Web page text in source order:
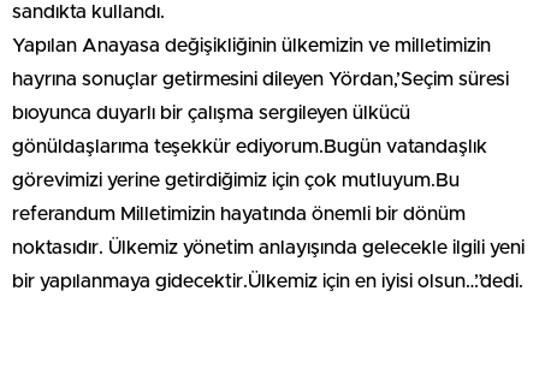
sandıkta kullandı.
Yapılan Anayasa değişikliğinin ülkemizin ve milletimizin
hayrına sonuçlar getirmesini dileyen Yördan,’Seçim süresi
bıoyunca duyarlı bir çalışma sergileyen ülkücü
gönüldaşlarıma teşekkür ediyorum.Bugün vatandaşlık
görevimizi yerine getirdiğimiz için çok mutluyum.Bu
referandum Milletimizin hayatında önemli bir dönüm
noktasıdır. Ülkemiz yönetim anlayışında gelecekle ilgili yeni
bir yapılanmaya gidecektir.Ülkemiz için en iyisi olsun…”dedi.